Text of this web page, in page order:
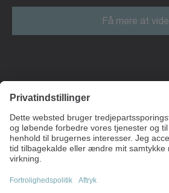
Få mere at vide
234 31 Lomma
Sverige